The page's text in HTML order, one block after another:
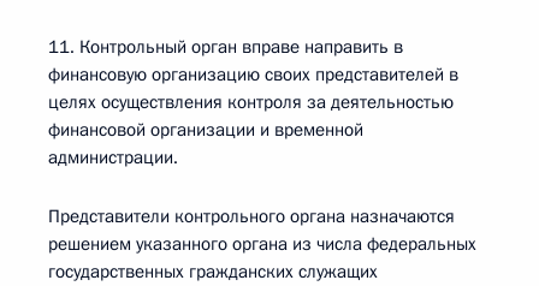
11. Контрольный орган вправе направить в
финансовую организацию своих представителей в
целях осуществления контроля за деятельностью
финансовой организации и временной
администрации.
Представители контрольного органа назначаются
решением указанного органа из числа федеральных
государственных гражданских служащих